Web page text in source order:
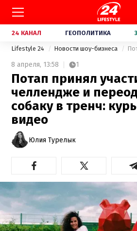
24 КАНАЛ ГЕОПОЛИТИКА
Lifestyle 24 Новости шоу-бизнеса
8 апреля, 13:58 1
Потап принял
челлендже и
собаку в тренч:
видео
Юлия Турелык